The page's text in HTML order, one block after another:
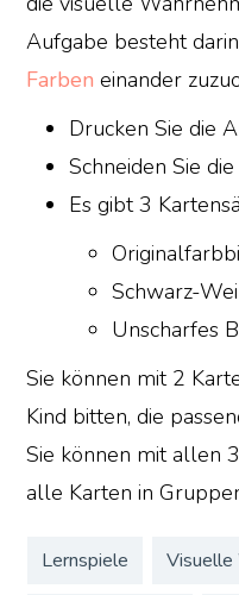
Aufgabe besteht
Farben einander
Drucken Sie die
Schneiden Sie
Es gibt 3
Schwarz-
Unscharfes
Sie können mit 2
Kind bitten, die
Sie können mit allen
alle Karten in
Lernspiele Visuelle